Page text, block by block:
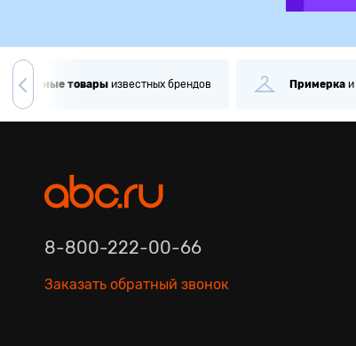
товары известных брендов Примерка и
8-800-222-00-66
Заказать обратный звонок